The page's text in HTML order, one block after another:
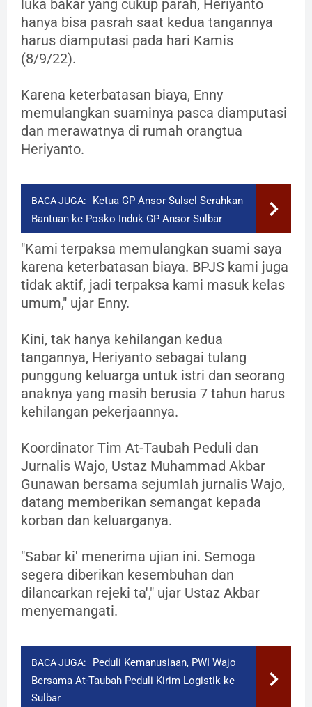
luka bakar yang cukup parah, Heriyanto
hanya bisa pasrah saat kedua tangannya
harus diamputasi pada hari Kamis
(8/9/22).
Karena keterbatasan biaya, Enny
memulangkan suaminya pasca diamputasi
dan merawatnya di rumah orangtua
Heriyanto.
BACA JUGA:
Ketua GP Ansor Sulsel Serahkan
Bantuan ke Posko Induk GP Ansor Sulbar
"Kami terpaksa memulangkan suami saya
karena keterbatasan biaya. BPJS kami juga
tidak aktif, jadi terpaksa kami masuk kelas
umum," ujar Enny.
Kini, tak hanya kehilangan kedua
tangannya, Heriyanto sebagai tulang
punggung keluarga untuk istri dan seorang
anaknya yang masih berusia 7 tahun harus
kehilangan pekerjaannya.
Koordinator Tim At-Taubah Peduli dan
Jurnalis Wajo, Ustaz Muhammad Akbar
Gunawan bersama sejumlah jurnalis Wajo,
datang memberikan semangat kepada
korban dan keluarganya.
"Sabar ki' menerima ujian ini. Semoga
segera diberikan kesembuhan dan
dilancarkan rejeki ta'," ujar Ustaz Akbar
menyemangati.
BACA JUGA:
Peduli Kemanusiaan, PWI Wajo
Bersama At-Taubah Peduli Kirim Logistik ke
Sulbar